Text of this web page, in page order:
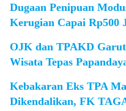
Dugaan Penipuan
Kerugian Capai Rp500
OJK dan TPAKD
Wisata Tepas
Kebakaran Eks TPA
Dikendalikan, FK